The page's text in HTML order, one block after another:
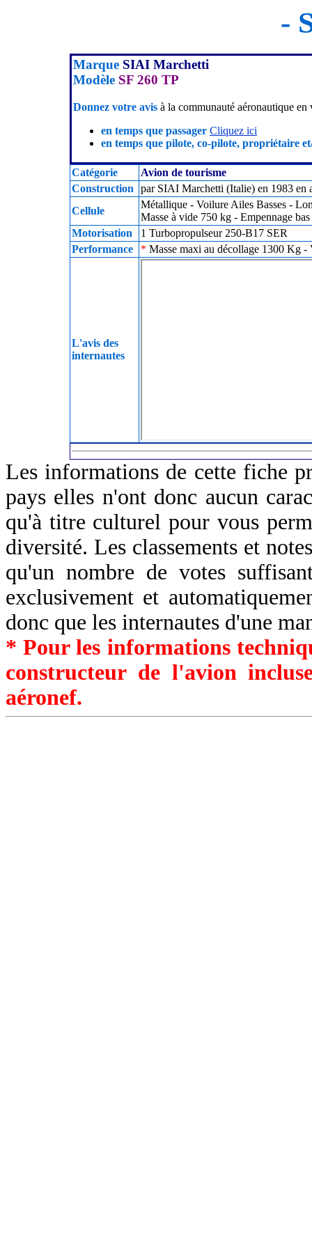
-
Marque SIAI Marchetti
Modèle SF 260 TP
Donnez votre avis à la communauté aéronautique en
en temps que passager Cliquez ici
en temps que pilote, co-pilote, propriétaire
Catégorie
Avion de tourisme
Construction
par SIAI Marchetti (Italie) en 1983 en
Cellule
Métallique - Voilure Ailes Basses -
Masse à vide 750 kg - Empennage
Motorisation
1 Turbopropulseur 250-B17 SER
Performance
* Masse maxi au décollage 1300 Kg
L'avis des
internautes
Les informations de cette fiche
pays elles n'ont donc aucun
qu'à titre culturel pour vous
diversité. Les classements et
qu'un nombre de votes
exclusivement et
donc que les internautes d'une
* Pour les informations
constructeur de l'avion
aéronef.